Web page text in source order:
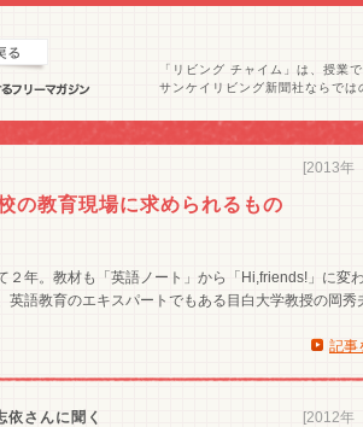
「リビング チャイム」は、授業
サンケイリビング新聞社ならでは
[2013
の教育現場に求められるもの
年。教材も「英語ノート」から「Hi,friends!」に変
語教育のエキスパートでもある目白大学教授の岡秀
記事
[2012
さんに聞く